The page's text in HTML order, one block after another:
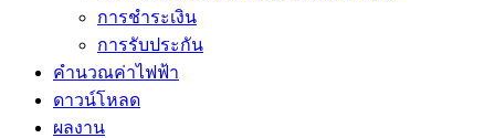
การชำระเงิน
การรับประกัน
คำนวณค่าไฟฟ้า
ดาวน์โหลด
ผลงาน